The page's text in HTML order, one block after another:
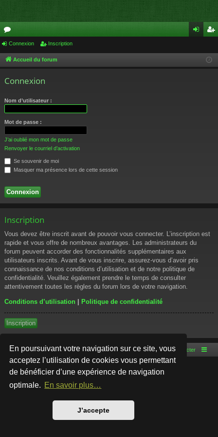
En poursuivant votre navigation sur ce site, vous
acceptez l’utilisation de cookies vous permettant
de bénéficier d’une expérience de navigation
optimale. En savoir plus…
J’accepte
or
u cri
Connexion Inscription
Accueil du forum
Connexion
Nom d’utilisateur :
Mot de passe :
J’ai oublié mon mot de passe
Renvoyer le courriel d’activation
Se souvenir de moi
Masquer ma présence lors de cette session
Inscription
Vous devez être inscrit avant de pouvoir vous connecter. L’inscription est
rapide et vous offre de nombreux avantages. Les administrateurs du
forum peuvent accorder des fonctionnalités supplémentaires aux
utilisateurs inscrits. Avant de vous inscrire, assurez-vous d’avoir pris
connaissance de nos conditions d’utilisation et de notre politique de
confidentialité. Veuillez également prendre le temps de consulter
attentivement toutes les règles du forum lors de votre navigation.
Conditions d’utilisation | Politique de confidentialité
Inscription
Accueil du forum Nous contacter
Développé parphpBB® Forum Software © phpBB Limited
Style par
Traduction française officielle